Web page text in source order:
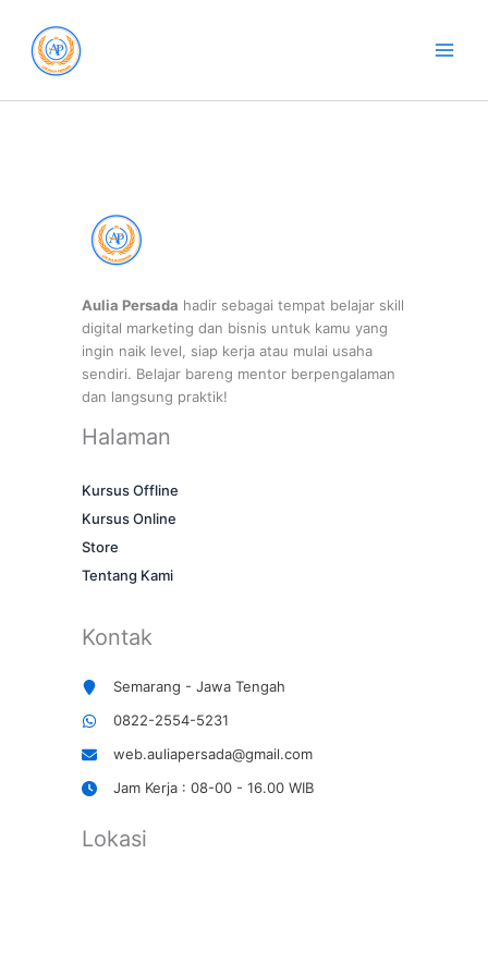
content
Aulia Persada hadir sebagai tempat belajar skill
digital marketing dan bisnis untuk kamu yang
ingin naik level, siap kerja atau mulai usaha
sendiri. Belajar bareng mentor berpengalaman
dan langsung praktik!
Halaman
Kursus Offline
Kursus Online
Store
Tentang Kami
Kontak
Semarang - Jawa Tengah
0822-2554-5231
web.auliapersada@gmail.com
Jam Kerja : 08-00 - 16.00 WIB
Lokasi